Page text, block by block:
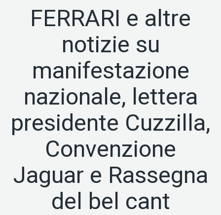
FERRARI e altre
notizie su
manifestazione
nazionale, lettera
presidente Cuzzilla,
Convenzione
Jaguar e Rassegna
del bel cant